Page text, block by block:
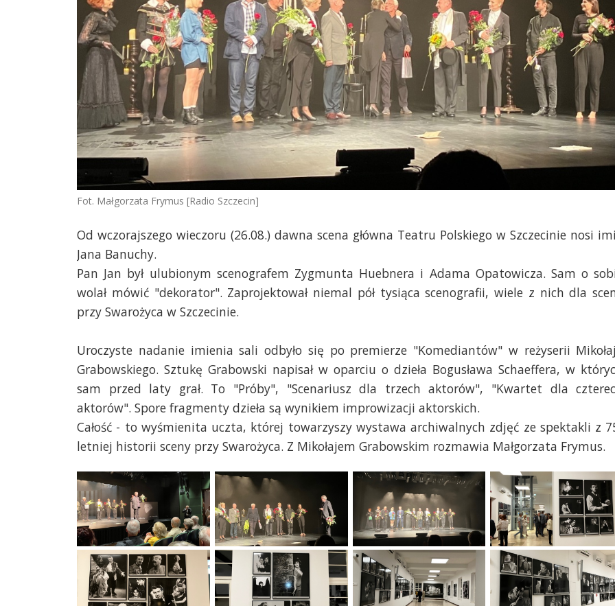
Fot. Małgorzata Frymus [Radio Szczecin]
Od wczorajszego wieczoru (26.08.) dawna scena główna Teatru Polskiego w Szczecinie nosi
Jana Banuchy.
Pan Jan był ulubionym scenografem Zygmunta Huebnera i Adama Opatowicza. Sam o
wolał mówić "dekorator". Zaprojektował niemal pół tysiąca scenografii, wiele z nich dla
przy Swarożyca w Szczecinie.
Uroczyste nadanie imienia sali odbyło się po premierze "Komediantów" w reżyserii
Grabowskiego. Sztukę Grabowski napisał w oparciu o dzieła Bogusława Schaeffera, w
sam przed laty grał. To "Próby", "Scenariusz dla trzech aktorów", "Kwartet dla
aktorów". Spore fragmenty dzieła są wynikiem improwizacji aktorskich.
Całość - to wyśmienita uczta, której towarzyszy wystawa archiwalnych zdjęć ze spektakli z
letniej historii sceny przy Swarożyca. Z Mikołajem Grabowskim rozmawia Małgorzata Frymus.